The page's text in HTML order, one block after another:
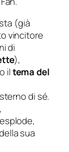
(già
vincitore
di
),
iltema del
di sé.
sua